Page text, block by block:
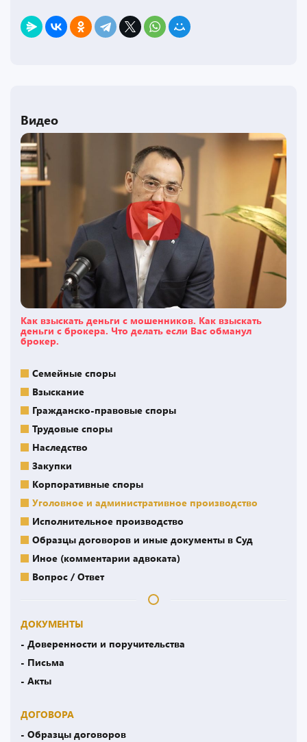
Видео
Как взыскать деньги с мошенников. Как взыскать
деньги с брокера. Что делать если Вас обманул
брокер.
Семейные споры
Взыскание
Гражданско-правовые споры
Трудовые споры
Наследство
Закупки
Корпоративные споры
Уголовное и административное производство
Исполнительное производство
Образцы договоров и иные документы в Суд
Иное (комментарии адвоката)
Вопрос / Ответ
ДОКУМЕНТЫ
- Доверенности и поручительства
- Письма
- Акты
ДОГОВОРА
- Образцы договоров